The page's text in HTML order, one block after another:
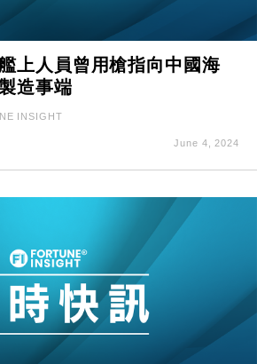
上人員曾用槍指向中國海
造事端
INSIGHT
June 4, 2024